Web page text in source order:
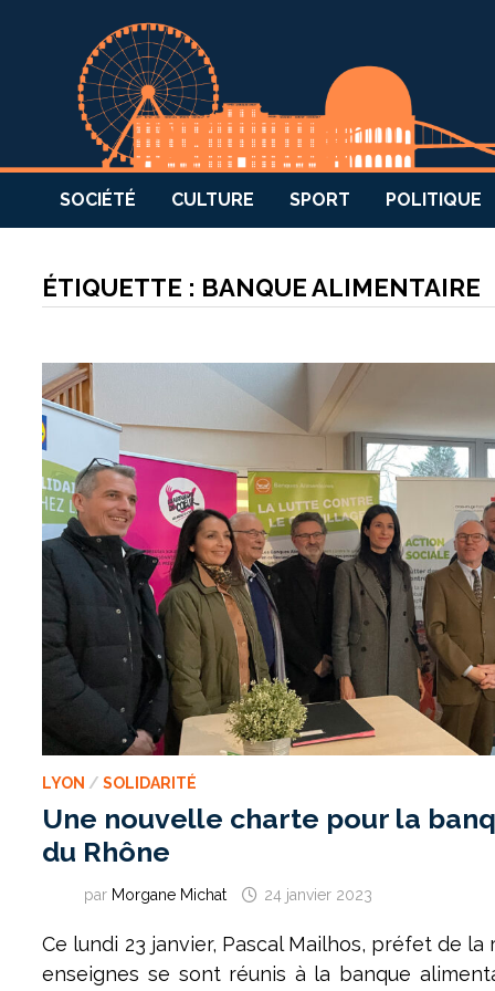
SOCIÉTÉ CULTURE SPORT POLITIQUE
ÉTIQUETTE : BANQUE ALIMENTAIRE
LYON /SOLIDARITÉ
Une nouvelle charte pour la
du Rhône
par Morgane Michat 24 janvier 2023
Ce lundi 23 janvier, Pascal Mailhos, préfet de
enseignes se sont réunis à la banque